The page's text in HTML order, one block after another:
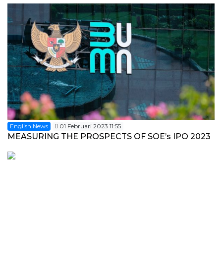
English News 01 Februari 2023 11:55
MEASURING THE PROSPECTS OF SOE’s IPO 2023